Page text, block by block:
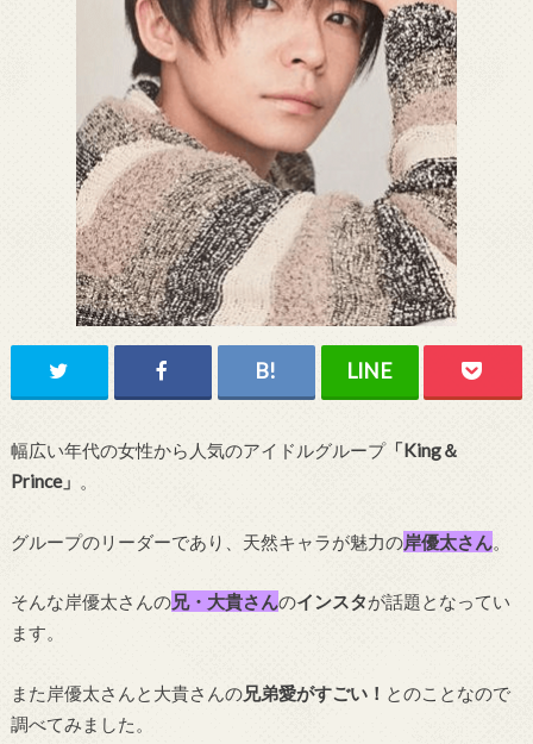
幅広い年代の女性から人気のアイドルグループ「King＆
Prince」 。
グループのリーダーであり、天然キャラが魅力の岸優太さん。
そんな岸優太さんの兄・大貴さんのインスタが話題となってい
ます。
また岸優太さんと大貴さんの兄弟愛がすごい！ とのことなので
調べてみました。